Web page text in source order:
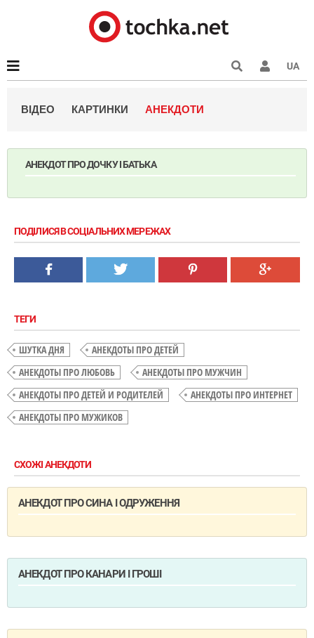
UA
ВІДЕО КАРТИНКИ АНЕКДОТИ
АНЕКДОТ ПРО ДОЧКУ І БАТЬКА
ПОДІЛИСЯ В СОЦІАЛЬНИХ МЕРЕЖАХ
ТЕГИ
ШУТКА ДНЯ
АНЕКДОТЫ ПРО ДЕТЕЙ
АНЕКДОТЫ ПРО ЛЮБОВЬ
АНЕКДОТЫ ПРО МУЖЧИН
АНЕКДОТЫ ПРО ДЕТЕЙ И РОДИТЕЛЕЙ
АНЕКДОТЫ ПРО ИНТЕРНЕТ
АНЕКДОТЫ ПРО МУЖИКОВ
СХОЖІ АНЕКДОТИ
АНЕКДОТ ПРО СИНА І ОДРУЖЕННЯ
АНЕКДОТ ПРО КАНАРИ І ГРОШІ